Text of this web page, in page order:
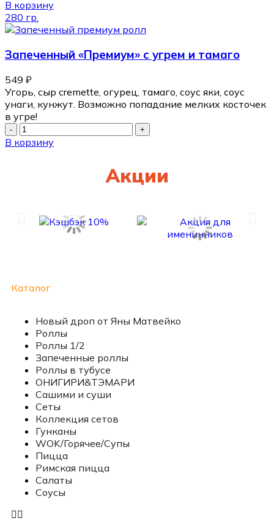
В корзину
280 гр.
Запеченный «Премиум» с угрем и тамаго
549 ₽
Угорь, сыр cremette, огурец, тамаго, соус яки, соус
унаги, кунжут. Возможно попадание мелких косточек
в угре!
В корзину
Акции
Каталог
Новый дроп от Яны Матвейко
Роллы
Роллы 1/2
Запеченные роллы
Роллы в тубусе
ОНИГИРИ&ТЭМАРИ
Сашими и суши
Сеты
Коллекция сетов
Гунканы
WOK/Горячее/Супы
Пицца
Римская пицца
Салаты
Соусы